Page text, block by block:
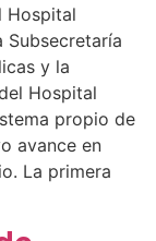
Hospital
Subsecretaría
y la
Hospital
propio de
avance en
La primera